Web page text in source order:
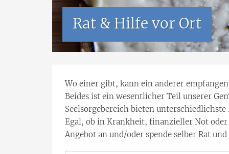
Rat & Hilfe vor Ort
Wo einer gibt, kann ein anderer
Beides ist ein wesentlicher Teil unserer
Seelsorgebereich bieten
Egal, ob in Krankheit, finanzieller Not
Angebot an und/oder spende selber Rat